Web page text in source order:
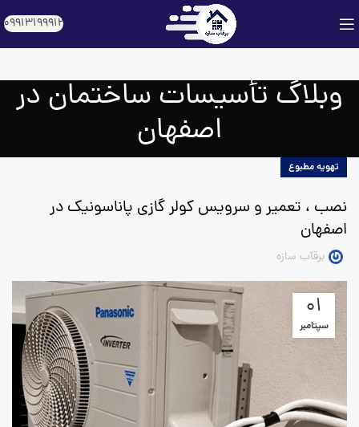
09913199912
وبلاگ تأسیسات ساختمان در
اصفهان
تهویه مطبوع
نصب ، تعمیر و سرویس کولر گازی پاناسونیک در
اصفهان
برقآب سازه
01
سپتامبر